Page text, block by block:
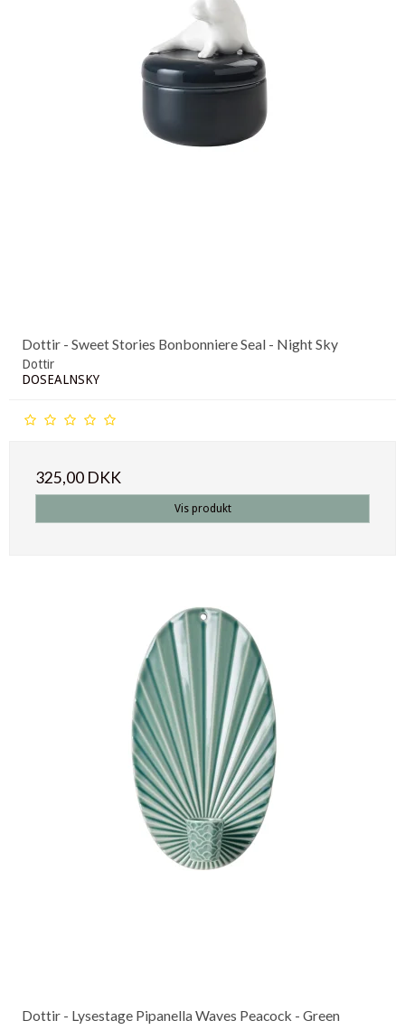
Dottir - Sweet Stories Bonbonniere Seal - Night Sky
Dottir
DOSEALNSKY
325,00 DKK
Vis produkt
Dottir - Lysestage Pipanella Waves Peacock - Green